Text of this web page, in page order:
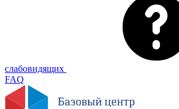
слабовидящих
FAQ